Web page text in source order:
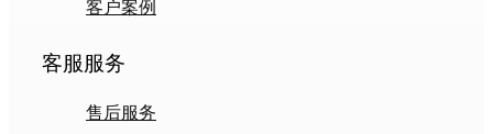
客户案例
客服服务
售后服务